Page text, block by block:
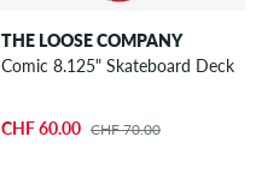
THE LOOSE COMPANY
Comic 8.125" Skateboard Deck
CHF 60.00 CHF 70.00